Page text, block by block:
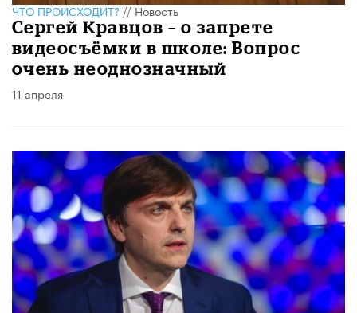
ЧТО ПРОИСХОДИТ?//Новость
Сергей Кравцов – о запрете
видеосъёмки в школе: Вопрос
очень неоднозначный
11 апреля